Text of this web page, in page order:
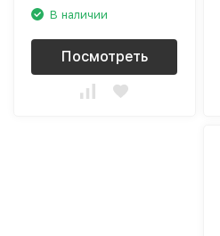
В наличии
Посмотреть